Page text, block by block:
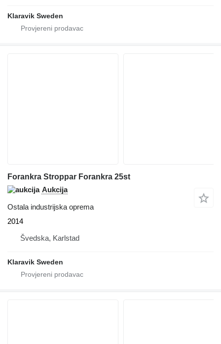
Klaravik Sweden
Forankra Stroppar Forankra 25st
Aukcija
Ostala industrijska oprema
2014
Švedska, Karlstad
Klaravik Sweden